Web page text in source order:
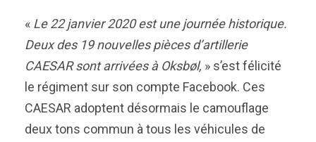
« Le 22 janvier 2020 est une journée historique.
Deux des 19 nouvelles pièces d’artillerie
CAESAR sont arrivées à Oksbøl, » s’est félicité
le régiment sur son compte Facebook. Ces
CAESAR adoptent désormais le camouflage
deux tons commun à tous les véhicules de